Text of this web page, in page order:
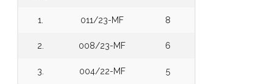
1. 011/23-MF 8
2. 008/23-MF 6
3. 004/22-MF 5